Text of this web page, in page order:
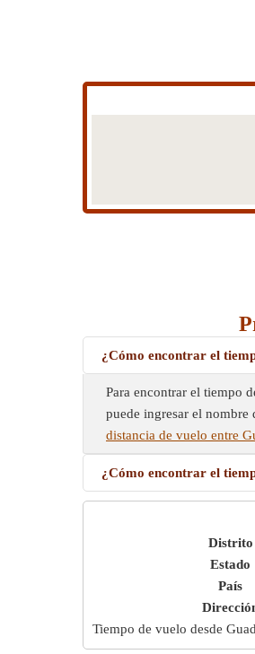
¿Cómo encontrar el
Para encontrar el tiempo
puede ingresar el nombre
distancia de vuelo entre
¿Cómo encontrar el
Distrito
Estado
País
Tiempo de vuelo desde